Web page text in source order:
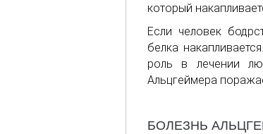
который
Если человек
белка
роль в лечении
Альцгеймера
БОЛЕЗНЬ